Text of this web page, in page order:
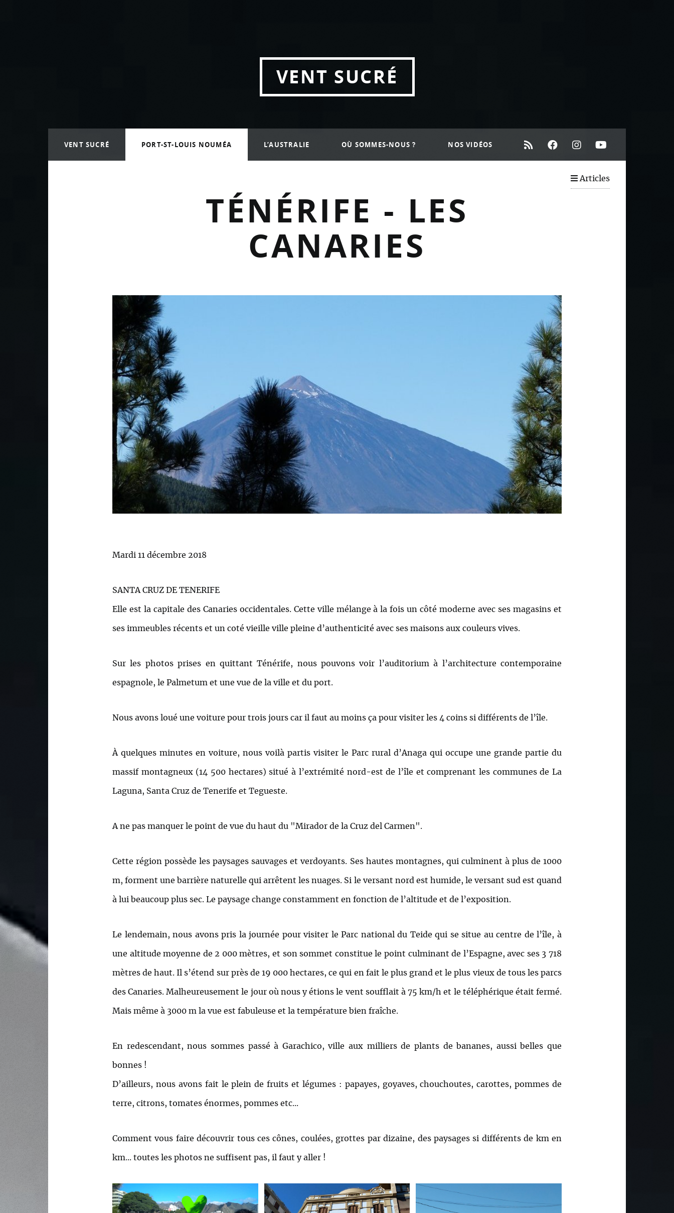
VENT SUCRÉ
VENT SUCRÉ PORT-ST-LOUIS NOUMÉA L’AUSTRALIE OÙ SOMMES-NOUS ? NOS VIDÉOS
Articles
TÉNÉRIFE - LES
CANARIES
Mardi 11 décembre 2018
SANTA CRUZ DE TENERIFE
Elle est la capitale des Canaries occidentales. Cette ville mélange à la fois un côté moderne avec ses magasins et
ses immeubles récents et un coté vieille ville pleine d’authenticité avec ses maisons aux couleurs vives.
Sur les photos prises en quittant Ténérife, nous pouvons voir l’auditorium à l’architecture contemporaine
espagnole, le Palmetum et une vue de la ville et du port.
Nous avons loué une voiture pour trois jours car il faut au moins ça pour visiter les 4 coins si différents de l’île.
À quelques minutes en voiture, nous voilà partis visiter le Parc rural d’Anaga qui occupe une grande partie du
massif montagneux (14 500 hectares) situé à l’extrémité nord-est de l’île et comprenant les communes de La
Laguna, Santa Cruz de Tenerife et Tegueste.
A ne pas manquer le point de vue du haut du "Mirador de la Cruz del Carmen".
Cette région possède les paysages sauvages et verdoyants. Ses hautes montagnes, qui culminent à plus de 1000
m, forment une barrière naturelle qui arrêtent les nuages. Si le versant nord est humide, le versant sud est quand
à lui beaucoup plus sec. Le paysage change constamment en fonction de l’altitude et de l’exposition.
Le lendemain, nous avons pris la journée pour visiter le Parc national du Teide qui se situe au centre de l’île, à
une altitude moyenne de 2 000 mètres, et son sommet constitue le point culminant de l’Espagne, avec ses 3 718
mètres de haut. Il s’étend sur près de 19 000 hectares, ce qui en fait le plus grand et le plus vieux de tous les parcs
des Canaries. Malheureusement le jour où nous y étions le vent soufflait à 75 km/h et le téléphérique était fermé.
Mais même à 3000 m la vue est fabuleuse et la température bien fraîche.
En redescendant, nous sommes passé à Garachico, ville aux milliers de plants de bananes, aussi belles que
bonnes !
D’ailleurs, nous avons fait le plein de fruits et légumes : papayes, goyaves, chouchoutes, carottes, pommes de
terre, citrons, tomates énormes, pommes etc...
Comment vous faire découvrir tous ces cônes, coulées, grottes par dizaine, des paysages si différents de km en
km... toutes les photos ne suffisent pas, il faut y aller !